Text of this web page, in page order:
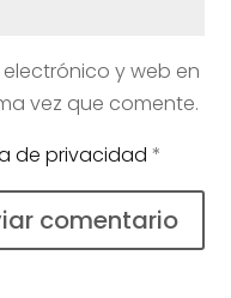
y web en
vez que comente.
de privacidad*
comentario